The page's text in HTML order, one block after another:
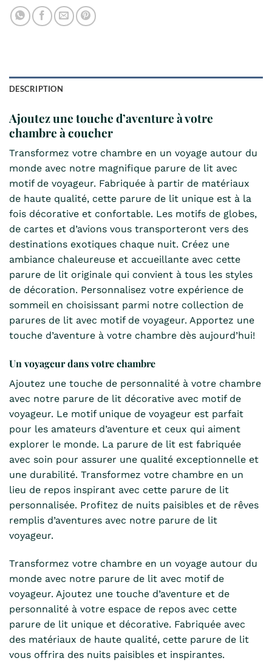
DESCRIPTION
Ajoutez une touche d’aventure à votre
chambre à coucher
Transformez votre chambre en un voyage autour du
monde avec notre magnifique parure de lit avec
motif de voyageur. Fabriquée à partir de matériaux
de haute qualité, cette parure de lit unique est à la
fois décorative et confortable. Les motifs de globes,
de cartes et d’avions vous transporteront vers des
destinations exotiques chaque nuit. Créez une
ambiance chaleureuse et accueillante avec cette
parure de lit originale qui convient à tous les styles
de décoration. Personnalisez votre expérience de
sommeil en choisissant parmi notre collection de
parures de lit avec motif de voyageur. Apportez une
touche d’aventure à votre chambre dès aujourd’hui!
Un voyageur dans votre chambre
Ajoutez une touche de personnalité à votre chambre
avec notre parure de lit décorative avec motif de
voyageur. Le motif unique de voyageur est parfait
pour les amateurs d’aventure et ceux qui aiment
explorer le monde. La parure de lit est fabriquée
avec soin pour assurer une qualité exceptionnelle et
une durabilité. Transformez votre chambre en un
lieu de repos inspirant avec cette parure de lit
personnalisée. Profitez de nuits paisibles et de rêves
remplis d’aventures avec notre parure de lit
voyageur.
Transformez votre chambre en un voyage autour du
monde avec notre parure de lit avec motif de
voyageur. Ajoutez une touche d’aventure et de
personnalité à votre espace de repos avec cette
parure de lit unique et décorative. Fabriquée avec
des matériaux de haute qualité, cette parure de lit
vous offrira des nuits paisibles et inspirantes.